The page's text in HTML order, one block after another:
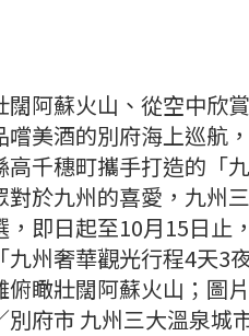
阿蘇火山、從空中欣
美酒的別府海上巡航
千穗町攜手打造的「
於九州的喜愛，九州
即日起至10月15日止
州奢華觀光行程4天3
瞰壯闊阿蘇火山；圖
府市 九州三大溫泉城